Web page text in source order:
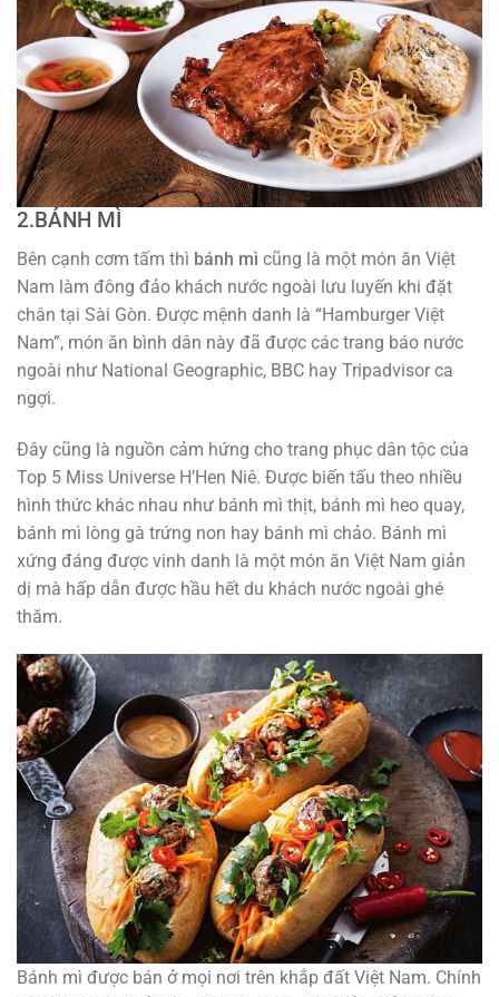
2.BÁNH MÌ
Bên cạnh cơm tấm thì bánh mì cũng là một món ăn Việt
Nam làm đông đảo khách nước ngoài lưu luyến khi đặt
chân tại Sài Gòn. Được mệnh danh là “Hamburger Việt
Nam”, món ăn bình dân này đã được các trang báo nước
ngoài như National Geographic, BBC hay Tripadvisor ca
ngợi.
Đây cũng là nguồn cảm hứng cho trang phục dân tộc của
Top 5 Miss Universe H’Hen Niê. Được biến tấu theo nhiều
hình thức khác nhau như bánh mì thịt, bánh mì heo quay,
bánh mì lòng gà trứng non hay bánh mì chảo. Bánh mì
xứng đáng được vinh danh là một món ăn Việt Nam giản
dị mà hấp dẫn được hầu hết du khách nước ngoài ghé
thăm.
Bánh mì được bán ở mọi nơi trên khắp đất Việt Nam. Chính